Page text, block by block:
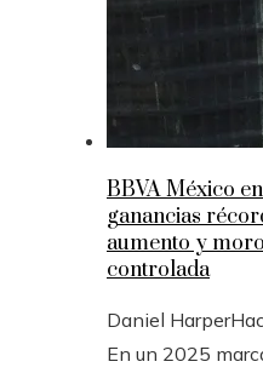
BBVA México
ganancias
aumento y
controlada
Daniel Harper
En un 2025